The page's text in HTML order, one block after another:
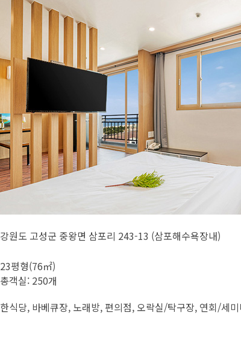
강원도 고성군 중왕면 삼포리 243-13 (삼포해수욕장내)
23평형(76㎡)
총객실: 250개
한식당, 바베큐장, 노래방, 편의점, 오락실/탁구장, 연회/세